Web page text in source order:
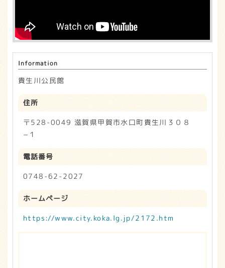
k
Information
貴生川公民館
住所
〒528-0049 滋賀県甲賀市水口町貴生川３０８
−１
電話番号
0748-62-2027
ホームページ
https://www.city.koka.lg.jp/2172.htm